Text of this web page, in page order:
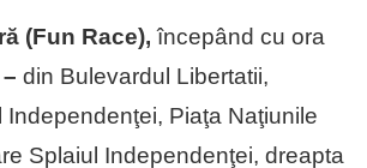
(Fun Race),începând cu ora
din Bulevardul Libertatii,
Independenţei, Piaţa Naţiunile
Splaiul Independenţei, dreapta